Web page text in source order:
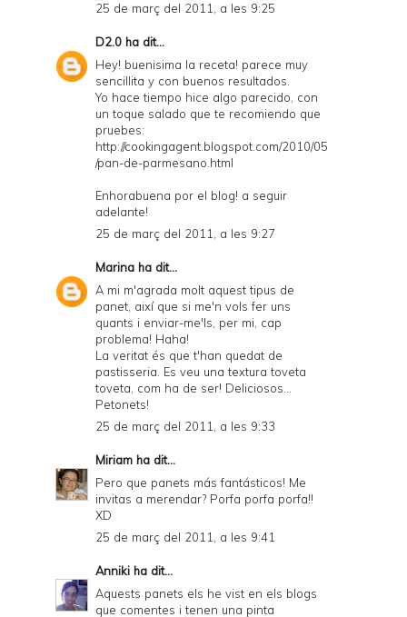
25 de març del 2011, a les 9:25
D2.0 ha dit...
Hey! buenisima la receta! parece muy
sencillita y con buenos resultados.
Yo hace tiempo hice algo parecido, con
un toque salado que te recomiendo que
pruebes:
http://cookingagent.blogspot.com/2010/05
/pan-de-parmesano.html
Enhorabuena por el blog! a seguir
adelante!
25 de març del 2011, a les 9:27
Marina ha dit...
A mi m'agrada molt aquest tipus de
panet, així que si me'n vols fer uns
quants i enviar-me'ls, per mi, cap
problema! Haha!
La veritat és que t'han quedat de
pastisseria. Es veu una textura toveta
toveta, com ha de ser! Deliciosos...
Petonets!
25 de març del 2011, a les 9:33
Miriam ha dit...
Pero que panets más fantásticos! Me
invitas a merendar? Porfa porfa porfa!!
XD
25 de març del 2011, a les 9:41
Anniki ha dit...
Aquests panets els he vist en els blogs
que comentes i tenen una pinta